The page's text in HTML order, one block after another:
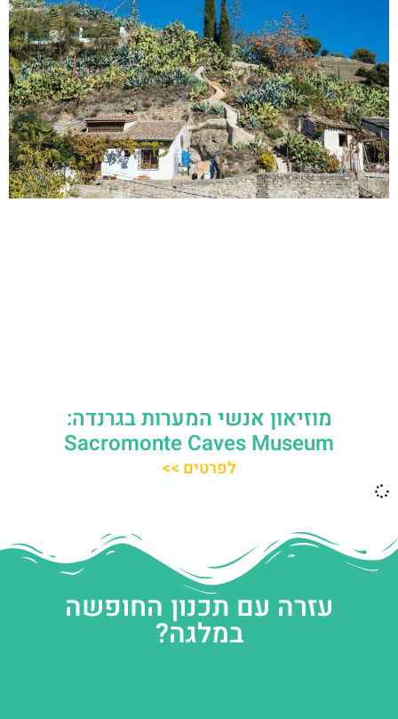
מוזיאון אנשי המערות בגרנדה:
Sacromonte Caves Museum
לפרטים >>
עזרה עם תכנון החופשה
במלגה?